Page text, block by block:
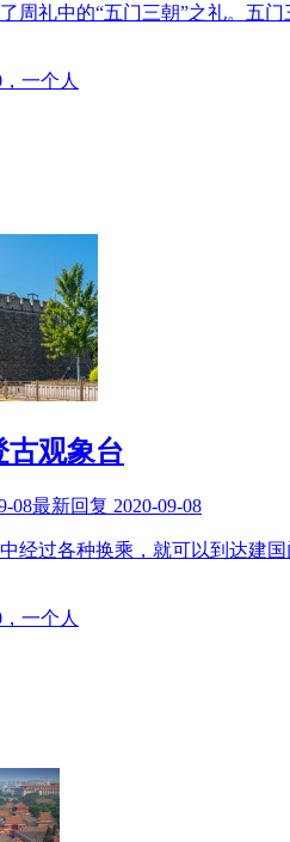
周礼中的“五门三朝”之礼。五
，一个人
古观象台
08最新回复 2020-09-08
经过各种换乘，就可以到达建
，一个人